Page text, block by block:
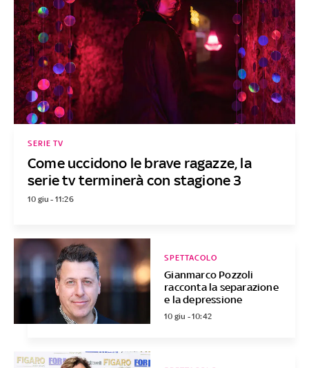
Come uccidono le brave ragazze, la
serie tv terminerà con stagione 3
SERIE TV
10 giu - 11:26
Gianmarco Pozzoli
racconta la separazione
e la depressione
SPETTACOLO
10 giu - 10:42